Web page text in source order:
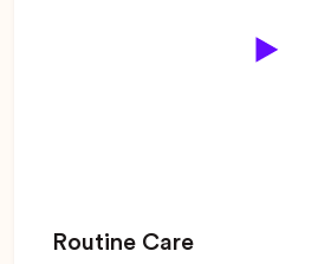
Routine Care